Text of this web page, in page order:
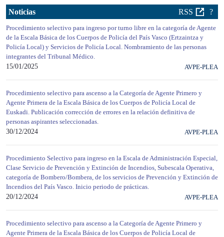
Noticias RSS ?
Procedimiento selectivo para ingreso por turno libre en la categoría de Agente
de la Escala Básica de los Cuerpos de Policía del País Vasco (Ertzaintza y
Policía Local) y Servicios de Policía Local. Nombramiento de las personas
integrantes del Tribunal Médico.
15/01/2025
AVPE-PLEA
Procedimiento selectivo para ascenso a la Categoría de Agente Primero y
Agente Primera de la Escala Básica de los Cuerpos de Policía Local de
Euskadi. Publicación corrección de errores en la relación definitiva de
personas aspirantes seleccionadas.
30/12/2024
AVPE-PLEA
Procedimiento Selectivo para ingreso en la Escala de Administración Especial,
Clase Servicio de Prevención y Extinción de Incendios, Subescala Operativa,
categoría de Bombero/Bombera, de los servicios de Prevención y Extinción de
Incendios del País Vasco. Inicio periodo de prácticas.
20/12/2024
AVPE-PLEA
Procedimiento selectivo para ascenso a la Categoría de Agente Primero y
Agente Primera de la Escala Básica de los Cuerpos de Policía Local de